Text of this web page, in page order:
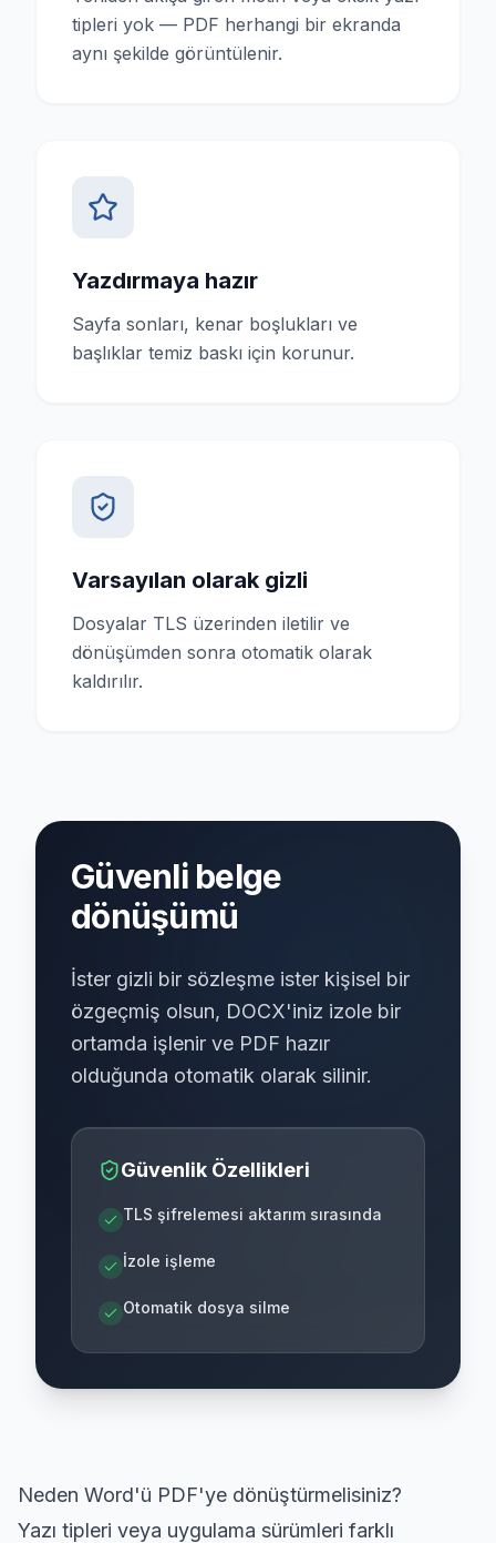
tipleri yok — PDF herhangi bir ekranda
aynı şekilde görüntülenir.
Yazdırmaya hazır
Sayfa sonları, kenar boşlukları ve
başlıklar temiz baskı için korunur.
Varsayılan olarak gizli
Dosyalar TLS üzerinden iletilir ve
dönüşümden sonra otomatik olarak
kaldırılır.
Güvenli belge
dönüşümü
İster gizli bir sözleşme ister kişisel bir
özgeçmiş olsun, DOCX'iniz izole bir
ortamda işlenir ve PDF hazır
olduğunda otomatik olarak silinir.
Güvenlik Özellikleri
TLS şifrelemesi aktarım sırasında
İzole işleme
Otomatik dosya silme
Neden Word'ü PDF'ye dönüştürmelisiniz?
Yazı tipleri veya uygulama sürümleri farklı